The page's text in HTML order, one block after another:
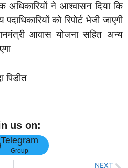
अधिकारियों ने आश्वासन दिया कि
को रिपोर्ट भेजी जाएगी
आवास योजना सहित अन्य
पिडीत
us on:
Telegram
Group
NEXT